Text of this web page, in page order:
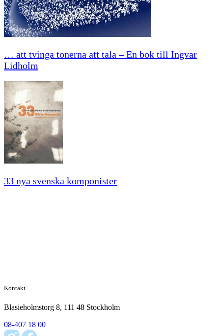
… att tvinga tonerna att tala – En bok till Ingvar
Lidholm
33 nya svenska komponister
Kontakt
Blasieholmstorg 8, 111 48 Stockholm
08-407 18 00